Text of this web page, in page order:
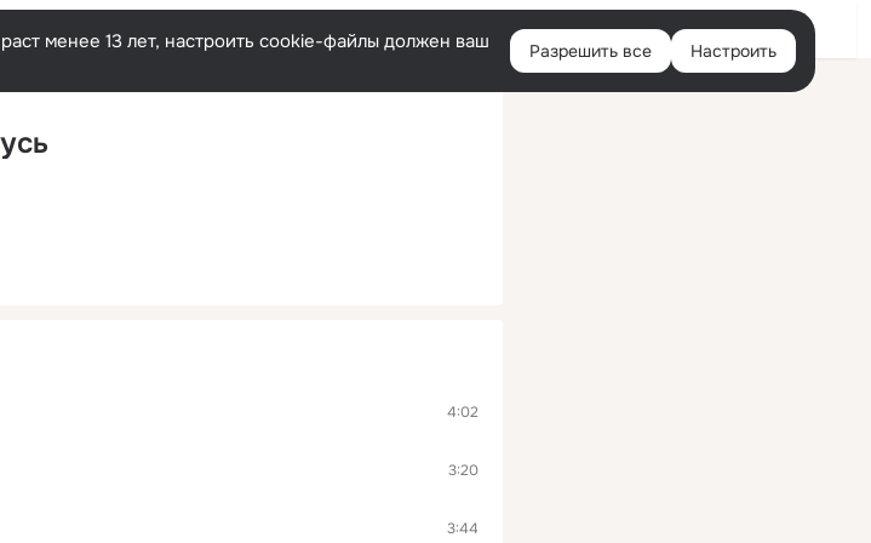
Войти
менее 13 лет, настроить cookie-файлы должен ваш
Разрешить все Настроить
4:02
3:20
3:44